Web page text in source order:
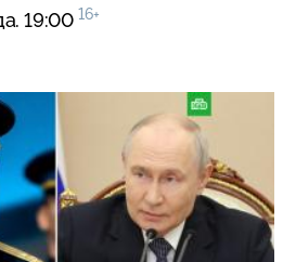
19:00 16+